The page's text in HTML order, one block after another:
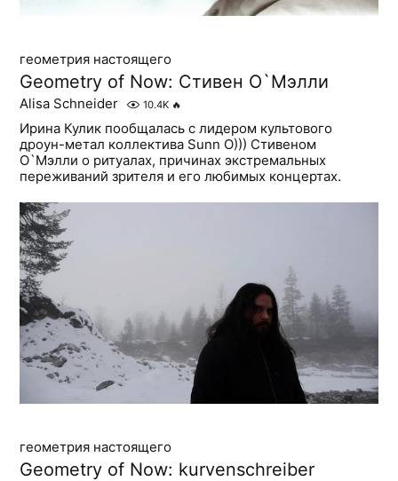
геометрия настоящего
Geometry of Now: Стивен О`Мэлли
Alisa Schneider 10.4K 🔥
Ирина Кулик пообщалась с лидером культового
дроун-метал коллектива Sunn O))) Стивеном
О`Мэлли о ритуалах, причинах экстремальных
переживаний зрителя и его любимых концертах.
геометрия настоящего
Geometry of Now: kurvenschreiber